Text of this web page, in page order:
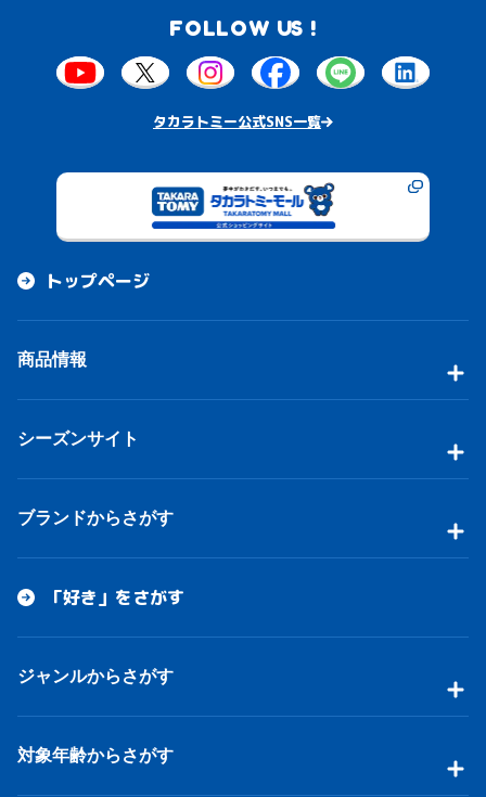
FOLLOW US !
タカラトミー公式SNS一覧
トップページ
商品情報
シーズンサイト
ブランドからさがす
「好き」をさがす
ジャンルからさがす
対象年齢からさがす